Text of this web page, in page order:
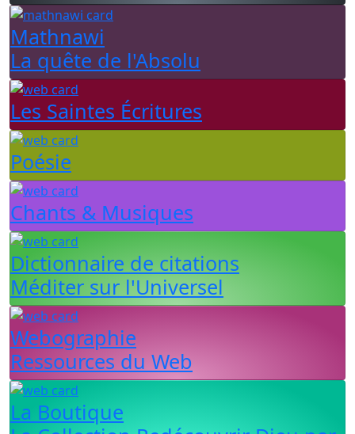
Mathnawi
La quête de l'Absolu
Les Saintes Écritures
Poésie
Chants & Musiques
Dictionnaire de citations
Méditer sur l'Universel
Webographie
Ressources du Web
La Boutique